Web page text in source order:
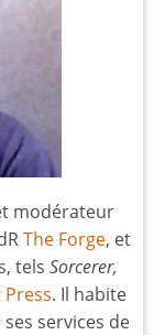
modérateur
The Forge, et
tels Sorcerer,
. Il habite
services de